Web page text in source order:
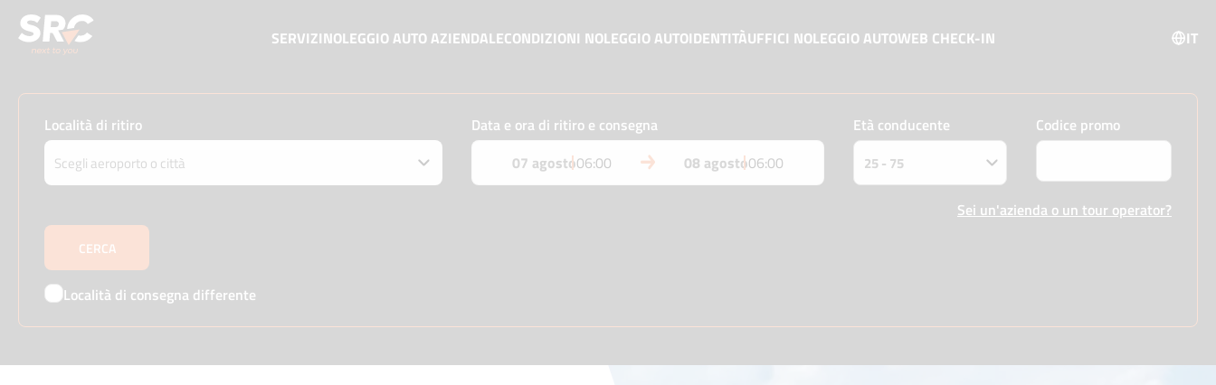
SERVIZINOLEGGIO AUTO AZIENDALECONDIZIONI NOLEGGIO AUTOIDENTITÀUFFICI NOLEGGIO AUTOWEB CHECK-IN IT
Località di ritiro
Data e ora di ritiro e consegna
07 agosto06:00 08 agosto06:00
Età conducente Codice promo
Sei un'azienda o un tour operator?
Località di consegna differente